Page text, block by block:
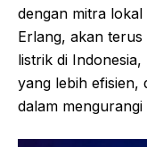
dengan mitra
Erlang, akan
listrik di
yang lebih efisien,
dalam